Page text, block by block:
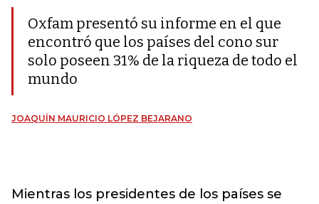
Oxfam presentó su informe en el que
encontró que los países del cono sur
solo poseen 31% de la riqueza de todo el
mundo
JOAQUÍN MAURICIO LÓPEZ BEJARANO
Mientras los presidentes de los países se